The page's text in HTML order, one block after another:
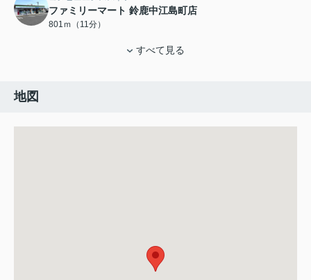
ファミリーマート 鈴鹿中江島町店
801ｍ（11分）
すべて見る
地図